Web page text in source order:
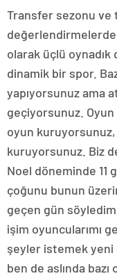
Transfer sezonu ve
değerlendirmelerde
olarak üçlü
dinamik bir spor.
yapıyorsunuz ama
geçiyorsunuz.
oyun
kuruyorsunuz. Biz
Noel döneminde 11
çoğunu bunun
geçen gün
işim oyuncularımı
şeyler istemek
ben de aslında